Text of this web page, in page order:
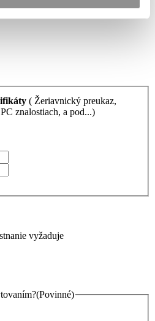
( Žeriavnický preukaz,
znalostiach, a pod...)
vyžaduje
(Povinné)